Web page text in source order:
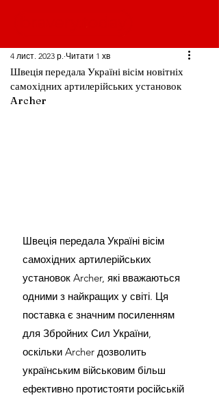
Швеція передала Україні вісім новітніх
самохідних артилерійських установок
Archer
4 лист. 2023 р. Читати 1 хв
Швеція передала Україні вісім
самохідних артилерійських
установок Archer, які вважаються
одними з найкращих у світі. Ця
поставка є значним посиленням
для Збройних Сил України,
оскільки Archer дозволить
українським військовим більш
ефективно протистояти російській